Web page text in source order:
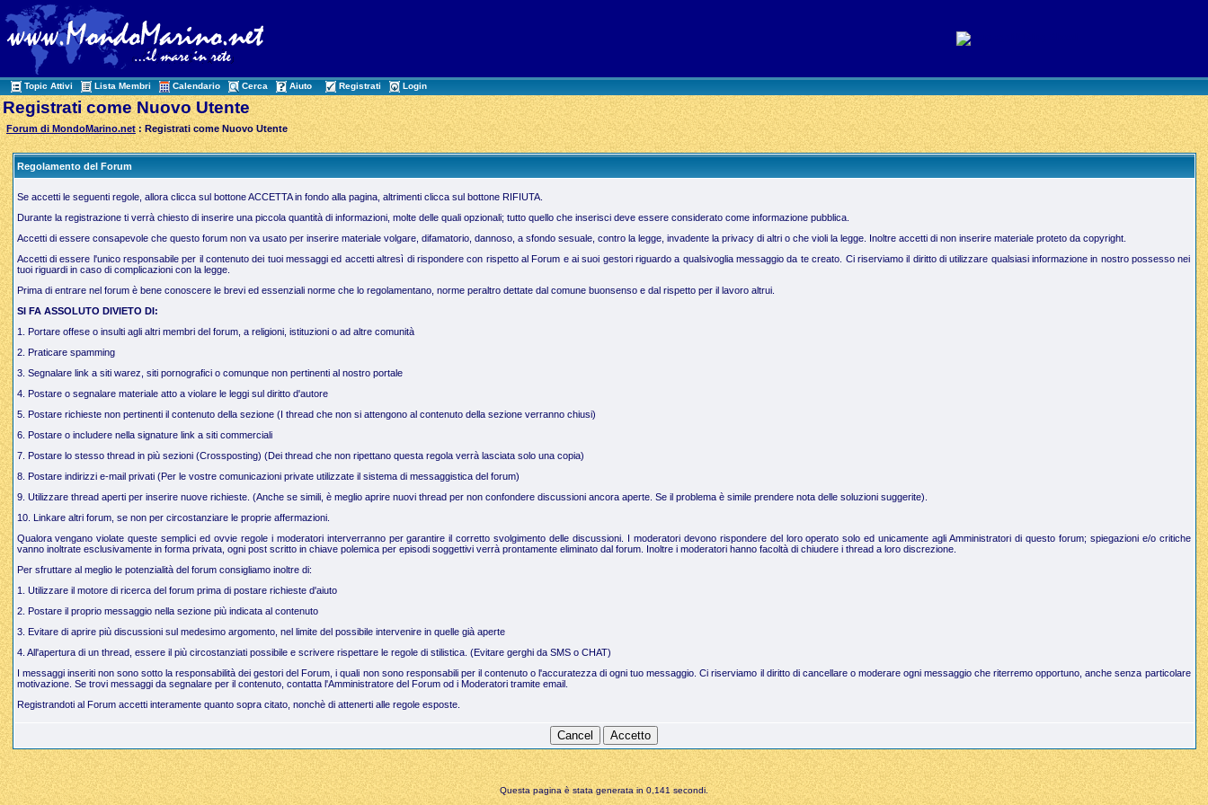
Topic Attivi Lista Membri Calendario Cerca Aiuto Registrati Login
Registrati come Nuovo Utente
Forum di MondoMarino.net : Registrati come Nuovo Utente
Regolamento del Forum
Se accetti le seguenti regole, allora clicca sul bottone ACCETTA in fondo alla pagina, altrimenti clicca sul bottone RIFIUTA.
Durante la registrazione ti verrà chiesto di inserire una piccola quantità di informazioni, molte delle quali opzionali; tutto quello che inserisci deve essere considerato come informazione pubblica.
Accetti di essere consapevole che questo forum non va usato per inserire materiale volgare, difamatorio, dannoso, a sfondo sesuale, contro la legge, invadente la privacy di altri o che violi la legge. Inoltre accetti di non inserire materiale proteto da copyright.
Accetti di essere l'unico responsabile per il contenuto dei tuoi messaggi ed accetti altresì di rispondere con rispetto al Forum e ai suoi gestori riguardo a qualsivoglia messaggio da te creato. Ci riserviamo il diritto di utilizzare qualsiasi informazione in nostro possesso nei
tuoi riguardi in caso di complicazioni con la legge.
Prima di entrare nel forum è bene conoscere le brevi ed essenziali norme che lo regolamentano, norme peraltro dettate dal comune buonsenso e dal rispetto per il lavoro altrui.
SI FA ASSOLUTO DIVIETO DI:
1. Portare offese o insulti agli altri membri del forum, a religioni, istituzioni o ad altre comunità
2. Praticare spamming
3. Segnalare link a siti warez, siti pornografici o comunque non pertinenti al nostro portale
4. Postare o segnalare materiale atto a violare le leggi sul diritto d'autore
5. Postare richieste non pertinenti il contenuto della sezione (I thread che non si attengono al contenuto della sezione verranno chiusi)
6. Postare o includere nella signature link a siti commerciali
7. Postare lo stesso thread in più sezioni (Crossposting) (Dei thread che non ripettano questa regola verrà lasciata solo una copia)
8. Postare indirizzi e-mail privati (Per le vostre comunicazioni private utilizzate il sistema di messaggistica del forum)
9. Utilizzare thread aperti per inserire nuove richieste. (Anche se simili, è meglio aprire nuovi thread per non confondere discussioni ancora aperte. Se il problema è simile prendere nota delle soluzioni suggerite).
10. Linkare altri forum, se non per circostanziare le proprie affermazioni.
Qualora vengano violate queste semplici ed ovvie regole i moderatori interverranno per garantire il corretto svolgimento delle discussioni. I moderatori devono rispondere del loro operato solo ed unicamente agli Amministratori di questo forum; spiegazioni e/o critiche
vanno inoltrate esclusivamente in forma privata, ogni post scritto in chiave polemica per episodi soggettivi verrà prontamente eliminato dal forum. Inoltre i moderatori hanno facoltà di chiudere i thread a loro discrezione.
Per sfruttare al meglio le potenzialità del forum consigliamo inoltre di:
1. Utilizzare il motore di ricerca del forum prima di postare richieste d'aiuto
2. Postare il proprio messaggio nella sezione più indicata al contenuto
3. Evitare di aprire più discussioni sul medesimo argomento, nel limite del possibile intervenire in quelle già aperte
4. All'apertura di un thread, essere il più circostanziati possibile e scrivere rispettare le regole di stilistica. (Evitare gerghi da SMS o CHAT)
I messaggi inseriti non sono sotto la responsabilità dei gestori del Forum, i quali non sono responsabili per il contenuto o l'accuratezza di ogni tuo messaggio. Ci riserviamo il diritto di cancellare o moderare ogni messaggio che riterremo opportuno, anche senza particolare
motivazione. Se trovi messaggi da segnalare per il contenuto, contatta l'Amministratore del Forum od i Moderatori tramite email.
Registrandoti al Forum accetti interamente quanto sopra citato, nonchè di attenerti alle regole esposte.
Questa pagina è stata generata in 0,141 secondi.